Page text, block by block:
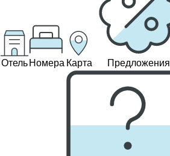
Отель Номера Карта Предложения